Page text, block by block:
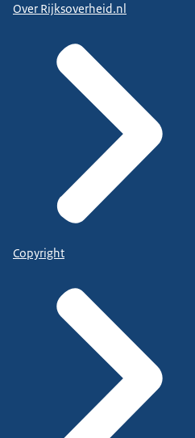
Over Rijksoverheid.nl
Copyright